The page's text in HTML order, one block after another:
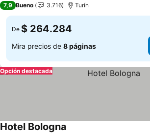
7,9 Bueno 3.716 Turín
De $ 264.284
Mira precios de 8 páginas
Opción destacada
Hotel Bologna